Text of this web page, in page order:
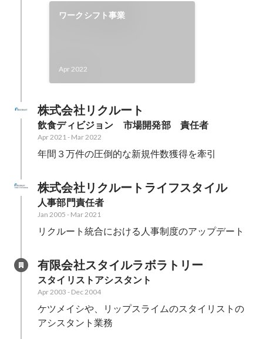
ワークシフト事業
Apr 2022
株式会社リクルート
飲食ディビジョン　市場開発部　責任者
Apr 2021- Mar 2022
年間３万件の圧倒的な新規件数獲得を牽引
株式会社リクルートライフスタイル
人事部門責任者
Jan 2005 - Mar 2021
リクルート統合における人事制度のアップデート
有限会社スタイルラボラトリー
スタイリストアシスタント
Apr 2003 - Dec 2004
ケツメイシや、リップスライムのスタイリストの
アシスタント業務